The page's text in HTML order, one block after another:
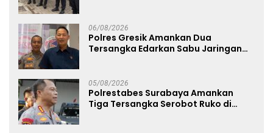
06/08/2026
Polres Gresik Amankan Dua
Tersangka Edarkan Sabu Jaringan
05/08/2026
Polrestabes Surabaya Amankan
Tiga Tersangka Serobot Ruko di